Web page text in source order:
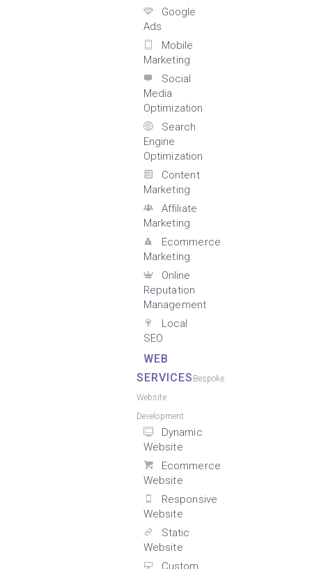
Google
Ads
Mobile
Marketing
Social
Media
Optimization
Search
Engine
Optimization
Content
Marketing
Affiliate
Marketing
Ecommerce
Marketing
Online
Reputation
Management
Local
SEO
WEB
SERVICES Bespoke
Website
Development
Dynamic
Website
Ecommerce
Website
Responsive
Website
Static
Website
Custom